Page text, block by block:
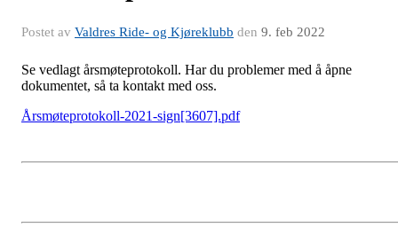
Postet av Valdres Ride- og Kjøreklubb den 9. feb 2022
Se vedlagt årsmøteprotokoll. Har du problemer med å åpne
dokumentet, så ta kontakt med oss.
Årsmøteprotokoll-2021-sign[3607].pdf